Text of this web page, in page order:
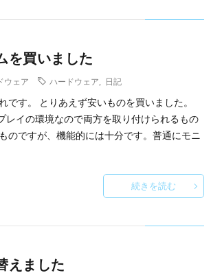
を買いました
ウェア ハードウェア 日記
です。 とりあえず安いものを買いました。
レイの環境なので両方を取り付けられるもの
のですが、機能的には十分です。普通にモニ
続きを読む
えました